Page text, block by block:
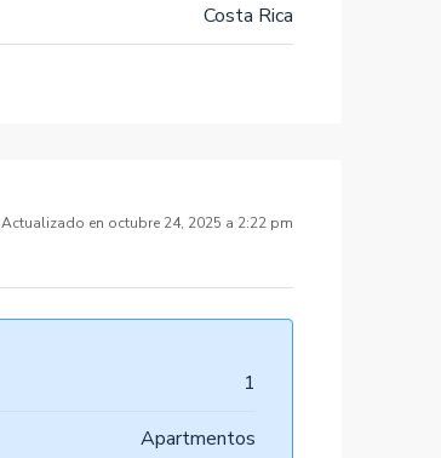
Costa Rica
Actualizado en octubre 24, 2025 a 2:22 pm
1
Apartmentos